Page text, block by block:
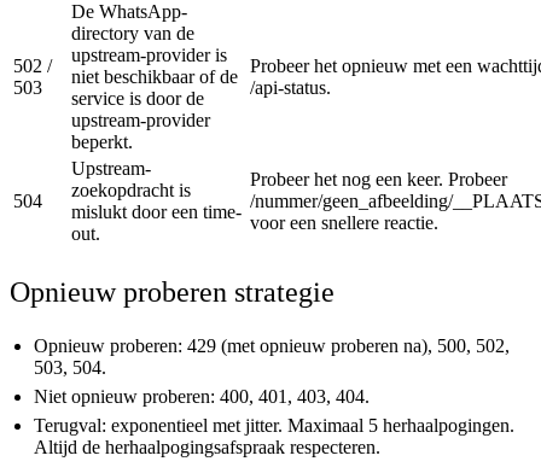
502 /
503
De WhatsApp-
directory van de
upstream-provider is
niet beschikbaar of de
service is door de
upstream-provider
beperkt.
Probeer het opnieuw met een
/api-status.
504
Upstream-
zoekopdracht is
mislukt door een time-
out.
Probeer het nog een keer. Probeer
/nummer/geen_afbeelding/
voor een snellere reactie.
Opnieuw proberen strategie
Opnieuw proberen: 429 (met opnieuw proberen na), 500, 502,
503, 504.
Niet opnieuw proberen: 400, 401, 403, 404.
Terugval: exponentieel met jitter. Maximaal 5 herhaalpogingen.
Altijd de herhaalpogingsafspraak respecteren.